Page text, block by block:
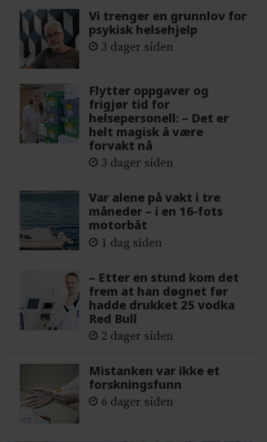
Vi trenger en grunnlov for
psykisk helsehjelp
3 dager siden
Flytter oppgaver og
frigjør tid for
helsepersonell: – Det er
helt magisk å være
forvakt nå
3 dager siden
Var alene på vakt i tre
måneder – i en 16-fots
motorbåt
1 dag siden
– Etter en stund kom det
frem at han døgnet før
hadde drukket 25 vodka
Red Bull
2 dager siden
Mistanken var ikke et
forskningsfunn
6 dager siden